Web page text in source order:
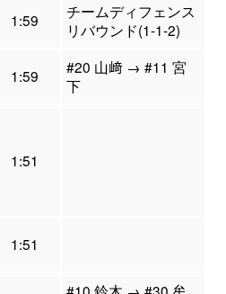
1:59
チームディフェンス
リバウンド(1-1-2)
1:59
#20 山﨑 → #11 宮
下
1:51
1:51